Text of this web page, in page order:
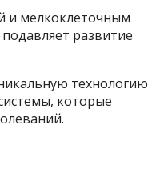
и мелкоклеточным
развитие
технологию
которые